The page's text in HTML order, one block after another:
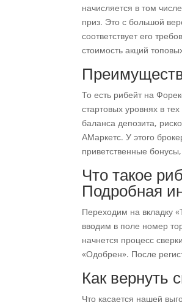
начисляется в том
приз. Это с большой
соответствует его
стоимость акций
То есть рибейт на
стартовых уровнях в
баланса депозита,
АМаркетс. У этого
приветственные
Что такое
Подробная
Переходим на вкладку
вводим в поле номер
начнется процесс
«Одобрен». После
Как вернуть
Что касается нашей